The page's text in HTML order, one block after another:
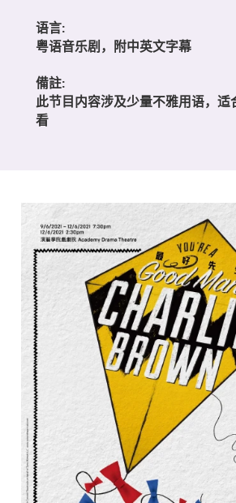
语言:
粤语音乐剧，附中英文字幕
備註:
此节目内容涉及少量不雅用语，适
看